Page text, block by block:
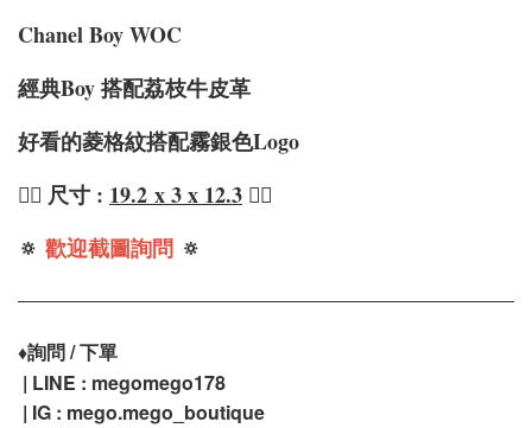
Chanel Boy WOC
經典Boy 搭配荔枝牛皮革
好看的菱格紋搭配霧銀色Logo
❤️‍🔥 尺寸 : 19.2 x 3 x 12.3 ❤️‍🔥
🔅 歡迎截圖詢問 🔅
♦️詢問 / 下單
| LINE : megomego178
| IG : mego.mego_boutique